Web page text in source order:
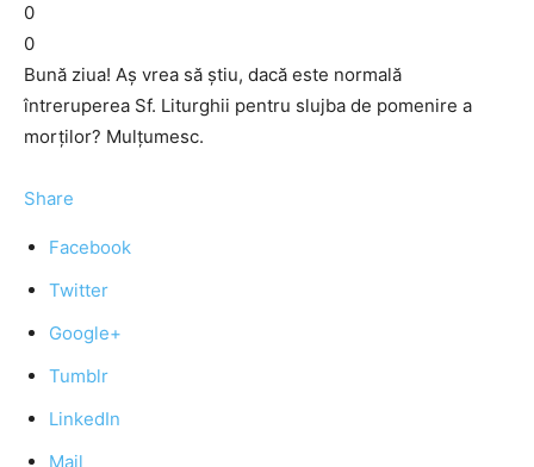
0
0
Bună ziua! Aș vrea să știu, dacă este normală
întreruperea Sf. Liturghii pentru slujba de pomenire a
morților? Mulțumesc.
Share
Facebook
Twitter
Google+
Tumblr
LinkedIn
Mail